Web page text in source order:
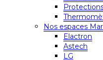
Nos espaces
Elactron
Astech
LG